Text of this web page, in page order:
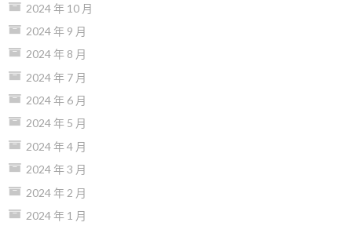
2024 年 10 月
2024 年 9 月
2024 年 8 月
2024 年 7 月
2024 年 6 月
2024 年 5 月
2024 年 4 月
2024 年 3 月
2024 年 2 月
2024 年 1 月